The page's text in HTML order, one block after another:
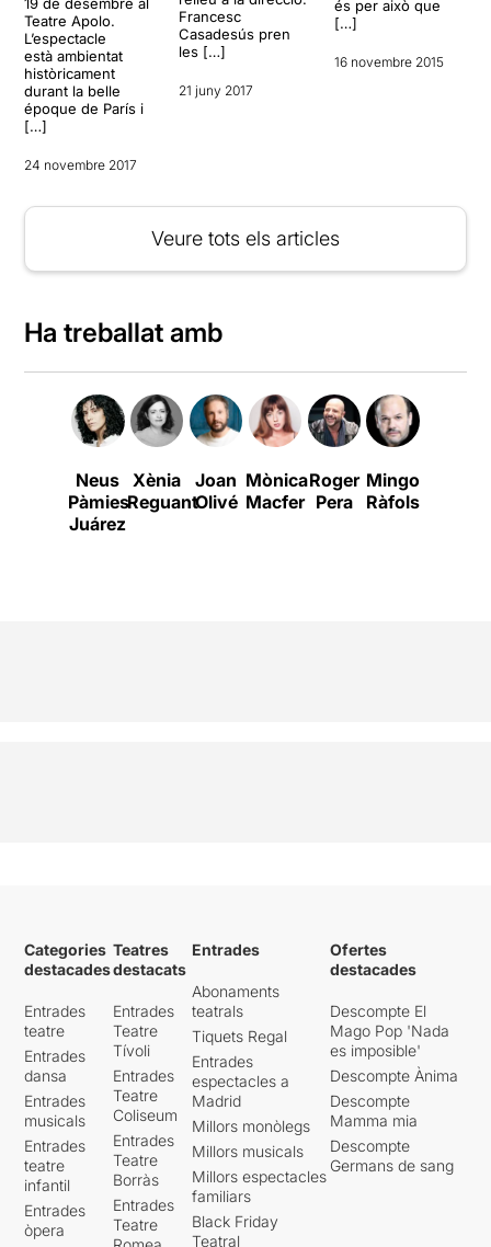
Teatre Apolo.
L’espectacle
està ambientat
històricament
durant la belle
époque de París i
[…]
24 novembre 2017
Francesc
Casadesús pren
les […]
21 juny 2017
és per això que
[…]
16 novembre 2015
Veure tots els articles
Ha treballat amb
Neus
Pàmies
Juárez
Xènia
Reguant
Joan
Olivé
Mònica
Macfer
Roger
Pera
Mingo
Ràfols
Categories
destacades
Entrades
teatre
Entrades
dansa
Entrades
musicals
Entrades
teatre
infantil
Entrades
òpera
Teatres
destacats
Entrades
Teatre
Tívoli
Entrades
Teatre
Coliseum
Entrades
Teatre
Borràs
Entrades
Teatre
Entrades
Abonaments
teatrals
Tiquets Regal
Entrades
espectacles a
Madrid
Millors monòlegs
Millors musicals
Millors espectacles
familiars
Black Friday
Teatral
Ofertes
destacades
Descompte El
Mago Pop 'Nada
es imposible'
Descompte Ànima
Descompte
Mamma mia
Descompte
Germans de sang